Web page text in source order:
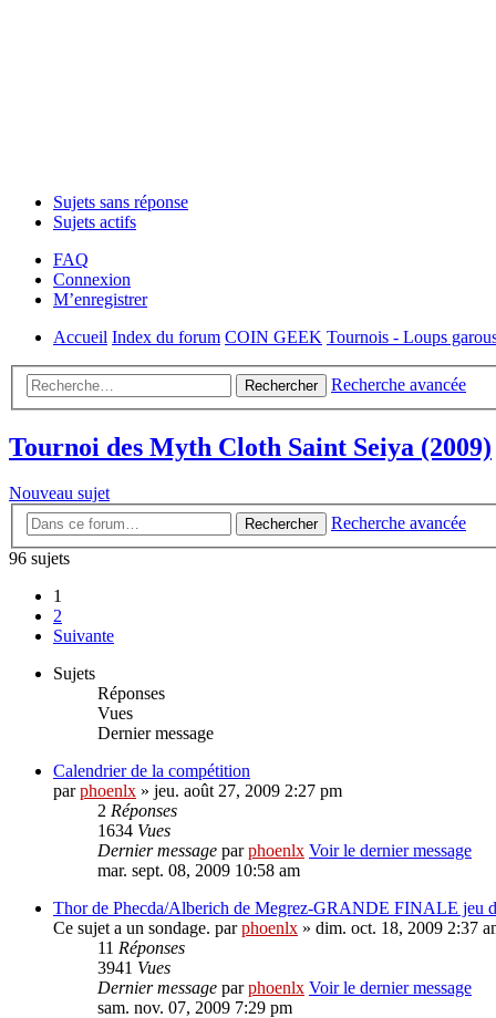
Sujets sans réponse
Sujets actifs
FAQ
Connexion
M’enregistrer
Accueil Index du forum COIN GEEK Tournois - Loups
Rechercher Recherche avancée
Tournoi des Myth Cloth Saint Seiya (2009)
Nouveau sujet
Rechercher
Recherche avancée
96 sujets
1
2
Suivante
Sujets
Réponses
Vues
Dernier message
Calendrier de la compétition
parphoenlx » jeu. août 27, 2009 2:27 pm
2 Réponses
1634 Vues
Dernier message parphoenlx Voir le dernier message
mar. sept. 08, 2009 10:58 am
Thor de Phecda/Alberich de Megrez-GRANDE FINALE jeu
Ce sujet a un sondage. parphoenlx » dim. oct. 18, 2009 2:37
11 Réponses
3941 Vues
Dernier message parphoenlx Voir le dernier message
sam. nov. 07, 2009 7:29 pm